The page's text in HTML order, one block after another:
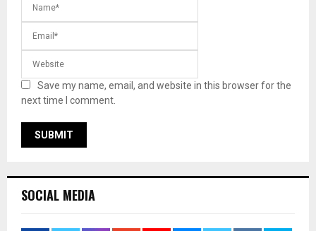
Save my name, email, and website in this browser for the
next time I comment.
SOCIAL MEDIA